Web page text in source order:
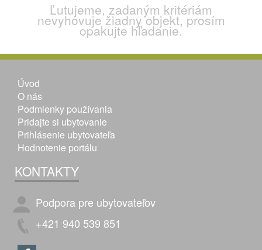
Ľutujeme, zadaným kritériám
nevyhovuje žiadny objekt, prosím
opakujte hľadanie.
Úvod
O nás
Podmienky používania
Pridajte si ubytovanie
Prihlásenie ubytovateľa
Hodnotenie portálu
KONTAKTY
Podpora pre ubytovateľov
+421 940 539 851